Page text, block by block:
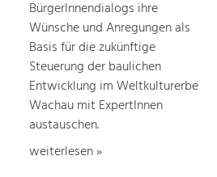
BürgerInnendialogs ihre
Wünsche und Anregungen als
Basis für die zukünftige
Steuerung der baulichen
Entwicklung im Weltkulturerbe
Wachau mit ExpertInnen
austauschen.
weiterlesen »